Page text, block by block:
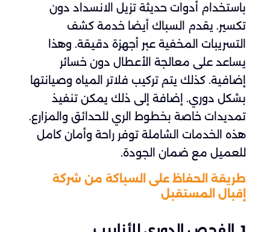
باستخدام أدوات حديثة تزيل الانسداد دون
تكسير. يقدم السباك أيضا خدمة كشف
التسريبات المخفية عبر أجهزة دقيقة. وهذا
يساعد على معالجة الأعطال دون خسائر
إضافية. كذلك يتم تركيب فلاتر المياه وصيانتها
بشكل دوري. إضافة إلى ذلك يمكن تنفيذ
تمديدات خاصة بخطوط الري للحدائق والمزارع.
هذه الخدمات الشاملة توفر راحة وأمان كامل
للعميل مع ضمان الجودة.
طريقة الحفاظ على السباكة من شركة
إقبال المستقبل